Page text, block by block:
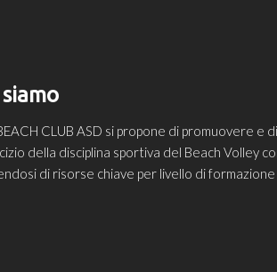
CLUB ASD si propone di promuovere e
della disciplina sportiva del Beach Volley
di risorse chiave per livello di